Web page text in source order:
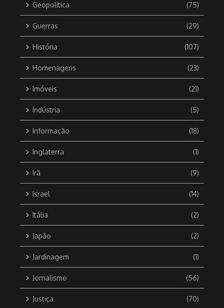
Geopolítica (75)
Guerras (29)
História (107)
Homenagens (23)
Imóveis (21)
Indústria (5)
Informação (18)
Inglaterra (1)
Irã (9)
Israel (14)
Itália (2)
Japão (2)
Jardinagem (1)
Jornalismo (56)
Justiça (70)